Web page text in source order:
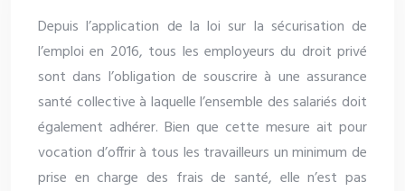
Depuis l’application de la loi sur la sécurisation de
l’emploi en 2016, tous les employeurs du droit privé
sont dans l’obligation de souscrire à une assurance
santé collective à laquelle l’ensemble des salariés doit
également adhérer. Bien que cette mesure ait pour
vocation d’offrir à tous les travailleurs un minimum de
prise en charge des frais de santé, elle n’est pas